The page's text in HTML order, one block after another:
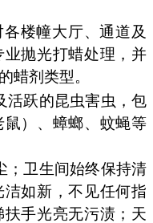
楼幢大厅、通道及
抛光打蜡处理，并
蜡剂类型。
活跃的昆虫害虫，包
）、蟑螂、蚊蝇等
；卫生间始终保持清
如新，不见任何指
手光亮无污渍；天